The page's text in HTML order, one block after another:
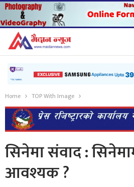
Home TOP With Image
सिनेमा संवाद :
आवश्यक ?